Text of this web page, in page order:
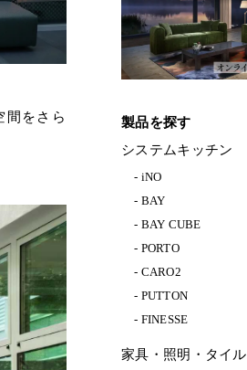
間をさら
製品を探す
システムキッチン
iNO
BAY
BAY CUBE
PORTO
CARO2
PUTTON
FINESSE
家具・照明・タイル